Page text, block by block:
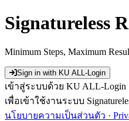
Signatureless
Minimum Steps, Maximum
Sign in with KU ALL-Login
เข้าสู่ระบบด้วย KU ALL-Login
เพื่อเข้าใช้งานระบบ
นโยบายความเป็นส่วนตัว ·